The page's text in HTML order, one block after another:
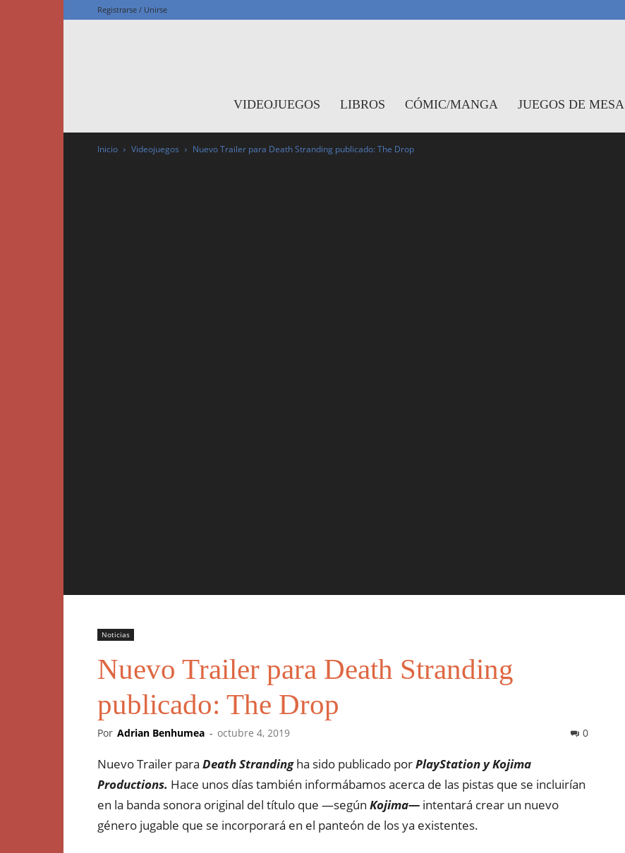
Registrarse / Unirse
VIDEOJUEGOS LIBROS CÓMIC/MANGA JUEGOS DE MESA
Inicio Videojuegos Nuevo Trailer para Death Stranding publicado: The Drop
Noticias
Nuevo Trailer para Death Stranding
publicado: The Drop
Por Adrian Benhumea - octubre 4, 2019 0
Nuevo Trailer para Death Strandingha sido publicado porPlayStation y Kojima
Productions. Hace unos días también informábamos acerca de las pistas que se incluirían
en la banda sonora original del título que —según Kojima— intentará crear un nuevo
género jugable que se incorporará en el panteón de los ya existentes.